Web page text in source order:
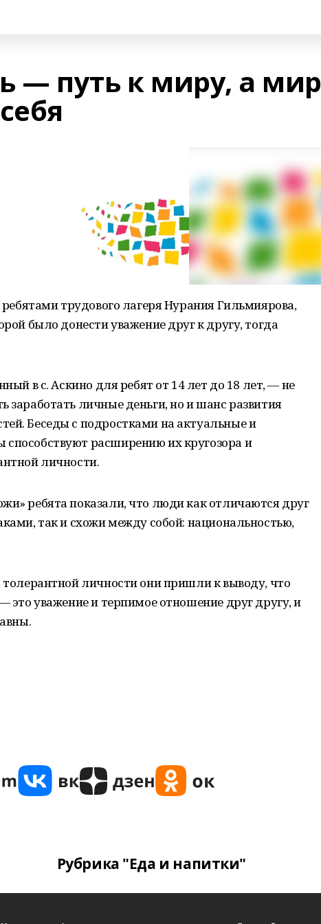
— путь к миру, а мир
трудового лагеря Нурания Гильмиярова,
было донести уважение друг к другу, тогда
в с. Аскино для ребят от 14 лет до 18 лет, — не
заработать личные деньги, но и шанс развития
Беседы с подростками на актуальные и
расширению их кругозора и
личности.
ребята показали, что люди как отличаются друг
так и схожи между собой: национальностью,
толерантной личности они пришли к выводу, что
это уважение и терпимое отношение друг другу, и
Рубрика "Еда и напитки"